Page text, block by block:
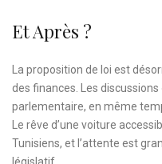
Et Après ?
La proposition de loi est
des finances. Les
parlementaire, en même
Le rêve d’une voiture
Tunisiens, et l’attente est